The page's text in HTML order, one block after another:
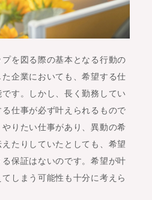
を図る際の基本となる行動の
企業においても、希望する仕
す。しかし、長く勤務してい
仕事が必ず叶えられるもので
りたい仕事があり、異動の希
たりしていたとしても、希望
保証はないのです。希望が叶
しまう可能性も十分に考えら